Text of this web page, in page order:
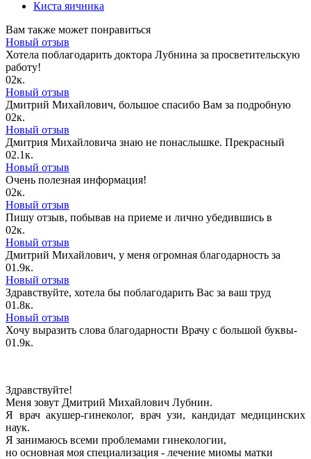
Киста яичника
Вам также может понравиться
Новый отзыв
Хотела поблагодарить доктора Лубнина за просветительскую
работу!
02к.
Новый отзыв
Дмитрий Михайлович, большое спасибо Вам за подробную
02к.
Новый отзыв
Дмитрия Михайловича знаю не понаслышке. Прекрасный
02.1к.
Новый отзыв
Очень полезная информация!
02к.
Новый отзыв
Пишу отзыв, побывав на приеме и лично убедившись в
02к.
Новый отзыв
Дмитрий Михайлович, у меня огромная благодарность за
01.9к.
Новый отзыв
Здравствуйте, хотела бы поблагодарить Вас за ваш труд
01.8к.
Новый отзыв
Хочу выразить слова благодарности Врачу с большой буквы-
01.9к.
Здравствуйте!
Меня зовут Дмитрий Михайлович Лубнин.
Я врач акушер-гинеколог, врач узи, кандидат медицинских
наук.
Я занимаюсь всеми проблемами гинекологии,
но основная моя специализация - лечение миомы матки